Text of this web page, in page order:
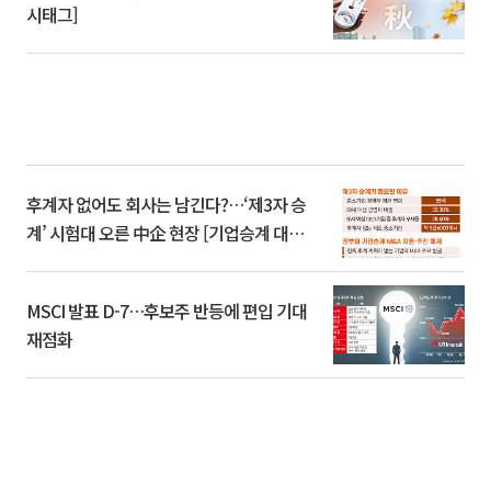
시태그]
후계자 없어도 회사는 남긴다?…‘제3자 승
계’ 시험대 오른 中企 현장 [기업승계 대전
MSCI 발표 D-7…후보주 반등에 편입 기대
재점화